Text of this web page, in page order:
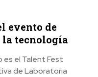
evento de
tecnología
es el Talent Fest
deLaboratoria